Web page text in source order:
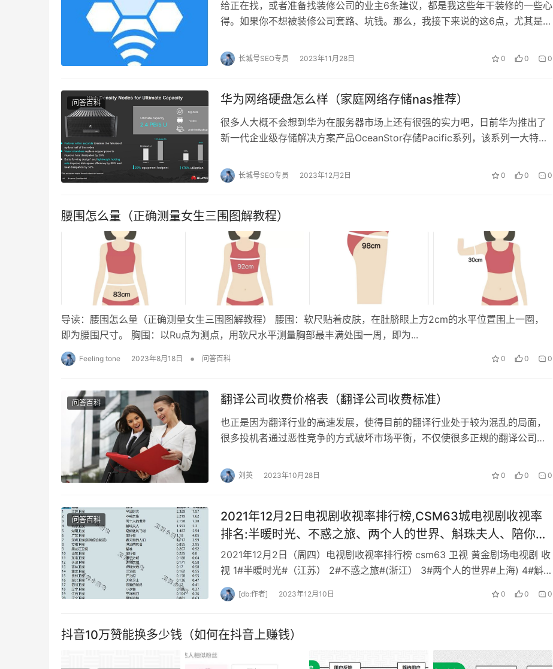
给正在找，或者准备找装修公司的业主6条建议，都是我这些年干装修的一些心
得。如果你不想被装修公司套路、坑钱。那么，我接下来说的这6点，尤其是第
长城号SEO专员 2023年11月28日 0 0 0
问答百科 华为网络硬盘怎么样（家庭网络存储nas推荐）
很多人大概不会想到华为在服务器市场上还有很强的实力吧，日前华为推出了
新一代企业级存储解决方案产品OceanStor存储Pacific系列，该系列一大特色
长城号SEO专员 2023年12月2日 0 0 0
腰围怎么量（正确测量女生三围图解教程）
导读：腰围怎么量（正确测量女生三围图解教程） 腰围：软尺贴着皮肤，在肚脐眼上方2cm的水平位置围上一圈，
即为腰围尺寸。 胸围：以Ru点为测点，用软尺水平测量胸部最丰满处围一周，即为...
Feeling tone 2023年8月18日 • 问答百科 0 0 0
问答百科 翻译公司收费价格表（翻译公司收费标准）
也正是因为翻译行业的高速发展，使得目前的翻译行业处于较为混乱的局面，
很多投机者通过恶性竞争的方式破坏市场平衡，不仅使很多正规的翻译公司举
刘英 2023年10月28日 0 0 0
问答百科
2021年12月2日电视剧收视率排行榜,CSM63城电视剧收视率
排名:半暖时光、不惑之旅、两个人的世界、斛珠夫人、陪你逐
风飞翔
2021年12月2日（周四）电视剧收视率排行榜 csm63 卫视 黄金剧场电视剧 收
视 1#半暖时光#（江苏） 2#不惑之旅#(浙江） 3#两个人的世界#上海) 4#斛
珠夫人#(北...
[db:作者] 2023年12月10日 0 0 0
抖音10万赞能换多少钱（如何在抖音上赚钱）